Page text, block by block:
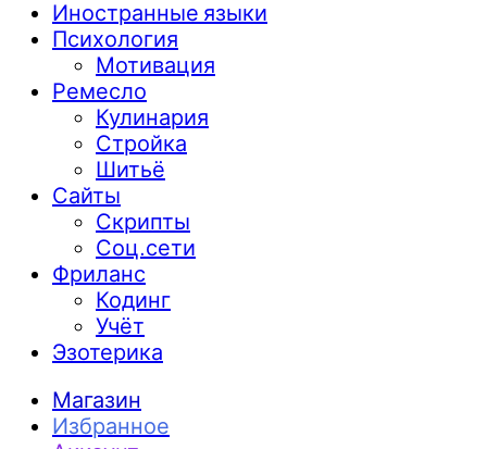
Иностранные языки
Психология
Мотивация
Ремесло
Кулинария
Стройка
Шитьё
Сайты
Скрипты
Соц.сети
Фриланс
Кодинг
Учёт
Эзотерика
Магазин
Избранное